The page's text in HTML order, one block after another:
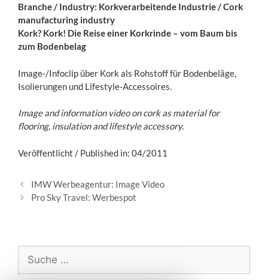
Branche / Industry: Korkverarbeitende Industrie / Cork
manufacturing industry
Kork? Kork! Die Reise einer Korkrinde – vom Baum bis
zum Bodenbelag
Image-/Infoclip über Kork als Rohstoff für Bodenbeläge,
Isolierungen und Lifestyle-Accessoires.
Image and information video on cork as material for
flooring, insulation and lifestyle accessory.
Veröffentlicht / Published in: 04/2011
B
e
a
s
IMW Werbeagentur: Image Video
Pro Sky Travel: Werbespot